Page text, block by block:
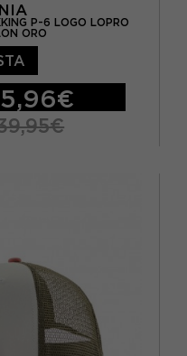
P-6 LOGO LOPRO
ORO